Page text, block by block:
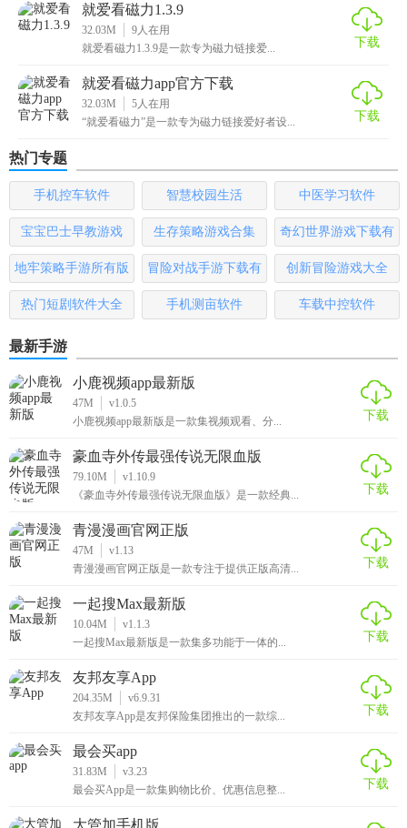
就爱看磁力1.3.9
32.03M 9 人在用
就爱看磁力1.3.9是一款专为磁力链接爱...
下载
就爱看磁力app官方下载
32.03M 5 人在用
“就爱看磁力”是一款专为磁力链接爱好者设...
下载
热门专题
手机控车软件 智慧校园生活 中医学习软件
宝宝巴士早教游戏 生存策略游戏合集
奇幻世界游戏下载有
哪些
地牢策略手游所有版
本
冒险对战手游下载有
哪些
创新冒险游戏大全
热门短剧软件大全 手机测亩软件 车载中控软件
最新手游
小鹿视频app最新版
47M
v1.0.5
小鹿视频app最新版是一款集视频观看、分...
下载
豪血寺外传最强传说无限血版
79.10M
v1.10.9
《豪血寺外传最强传说无限血版》是一款经典...
下载
青漫漫画官网正版
47M
v1.13
青漫漫画官网正版是一款专注于提供正版高清...
下载
一起搜Max最新版
10.04M
v1.1.3
一起搜Max最新版是一款集多功能于一体的...
下载
友邦友享App
204.35M
v6.9.31
友邦友享App是友邦保险集团推出的一款综...
下载
最会买app
31.83M
v3.23
最会买App是一款集购物比价、优惠信息整...
下载
大管加手机版